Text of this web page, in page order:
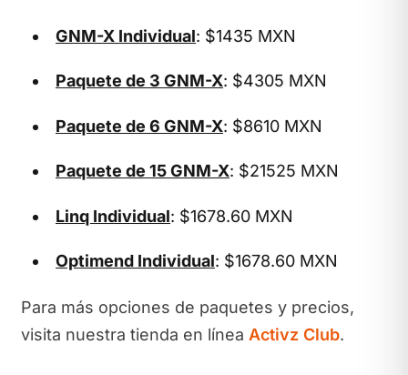
GNM-X Individual: $1435 MXN
Paquete de 3 GNM-X: $4305 MXN
Paquete de 6 GNM-X: $8610 MXN
Paquete de 15 GNM-X: $21525 MXN
Linq Individual: $1678.60 MXN
Optimend Individual: $1678.60 MXN
Para más opciones de paquetes y precios,
visita nuestra tienda en línea Activz Club.